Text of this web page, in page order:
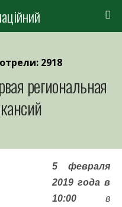
2918
региональная
5 февраля
2019 года в
10:00 в